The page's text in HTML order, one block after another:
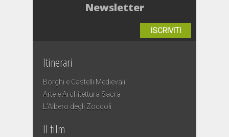
Newsletter
ISCRIVITI
Itinerari
Borghi e Castelli Medievali
Arte e Architettura Sacra
L’Albero degli Zoccoli
Il film